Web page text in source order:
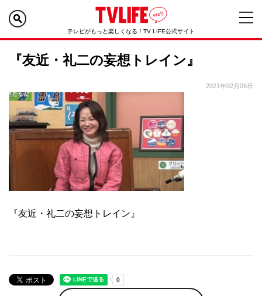
テレビがもっと楽しくなる！TV LIFE公式サイト
『友近・礼二の妄想トレイン』
2021年02月06日
『友近・礼二の妄想トレイン』